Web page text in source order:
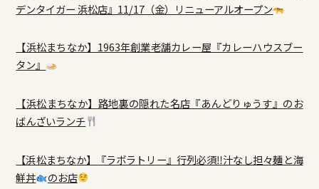
デンタイガー 浜松店』11/17（金）リニューアルオープン
【浜松まちなか】1963年創業老舗カレー屋『カレーハウスブー
タン』
【浜松まちなか】路地裏の隠れた名店『あんどりゅうす』のお
ばんざいランチ
【浜松まちなか】『ラボラトリー』行列必須‼汁なし担々麺と海
鮮丼
のお店